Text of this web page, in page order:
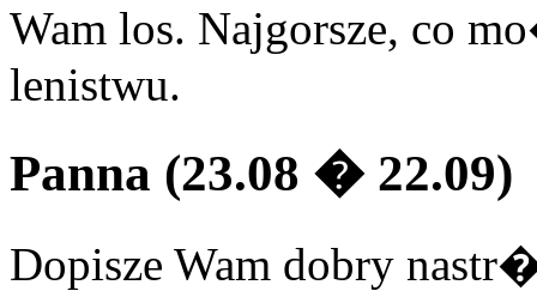
Wam los. Najgorsze, co
lenistwu.
Panna (23.08 � 22.09)
Dopisze Wam dobry